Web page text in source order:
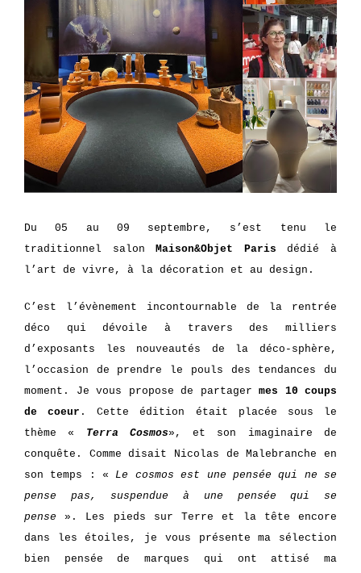
Du 05 au 09 septembre, s’est tenu le
traditionnel salonMaison&Objet Paris dédié à
l’art de vivre, à la décoration et au design.
C’est l’évènement incontournable de la rentrée
déco qui dévoile à travers des milliers
d’exposants les nouveautés de la déco-sphère,
l’occasion de prendre le pouls des tendances du
moment. Je vous propose de partager mes 10 coups
de coeur . Cette édition était placée sous le
thème « Terra Cosmos», et son imaginaire de
conquête. Comme disait Nicolas de Malebranche en
son temps : « Le cosmos est une pensée qui ne se
pense pas, suspendue à une pensée qui se
pense ». Les pieds sur Terre et la tête encore
dans les étoiles, je vous présente ma sélection
bien pensée de marques qui ont attisé ma